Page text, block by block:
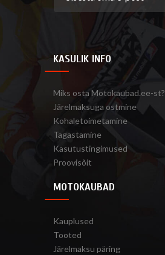
KASULIK INFO
Miks osta Motokaubad.ee-st?
Järelmaksuga ostmine
Kohaletoimetamine
Tagastamine
Kasutustingimused
Proovisõit
MOTOKAUBAD
Kauplused
Tooted
Järelmaksu päring